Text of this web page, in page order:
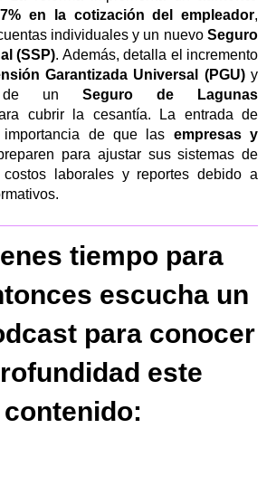
en la cotización del empleador,
individuales y un nuevo Seguro
(SSP). Además, detalla el incremento
Garantizada Universal (PGU)y
de un Seguro de Lagunas
cubrir la cesantía. La entrada de
de que las empresas y
para ajustar sus sistemas de
costos laborales y reportes debido a
tiempo para
escucha un
para conocer
este
contenido: